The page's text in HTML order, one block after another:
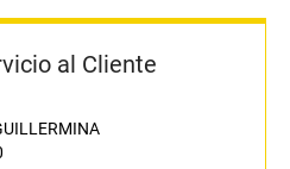
al Cliente